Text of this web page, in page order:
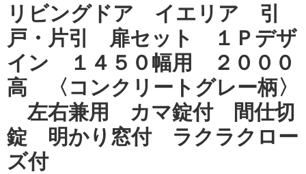
リビングドア イエリア 引
戸・片引 扉セット １Ｐデザ
イン １４５０幅用 ２０００
高 〈コンクリートグレー柄〉
左右兼用 カマ錠付 間仕切
錠 明かり窓付 ラクラクロー
ズ付